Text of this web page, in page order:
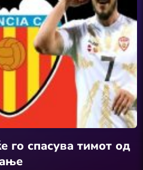
го спасува тимот од